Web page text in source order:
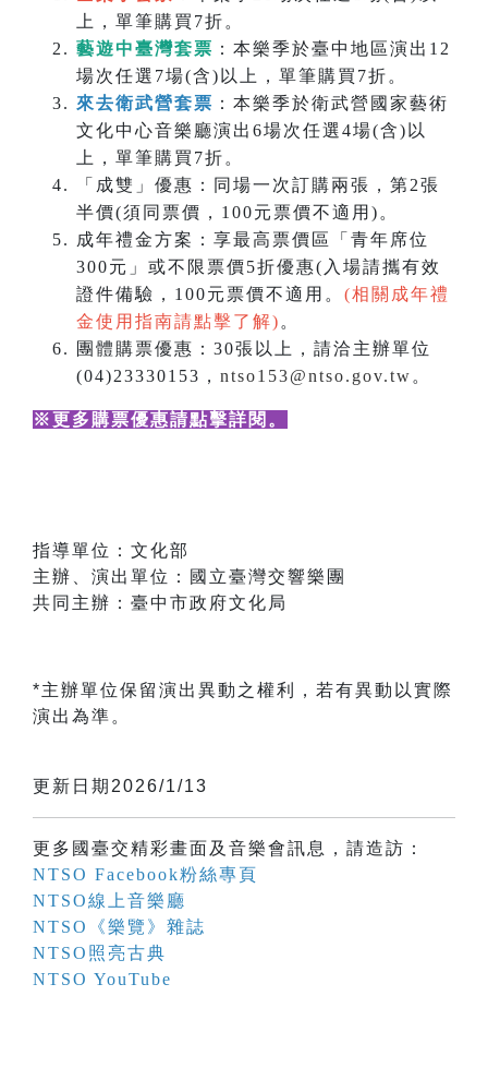
上，單筆購買7折。
藝遊中臺灣套票 ：本樂季於臺中地區演出12
場次任選7場(含)以上，單筆購買7折。
來去衛武營套票 ：本樂季於衛武營國家藝術
文化中心音樂廳演出6場次任選4場(含)以
上，單筆購買7折。
「成雙」優惠：同場一次訂購兩張，第2張
半價(須同票價，100元票價不適用)。
成年禮金方案：享最高票價區「青年席位
300元」或不限票價5折優惠(入場請攜有效
證件備驗，100元票價不適用。 (相關成年禮
金使用指南請點擊了解) 。
團體購票優惠：30張以上，請洽主辦單位
(04)23330153， ntso153@ntso.gov.tw 。
※更多購票優惠請點擊詳閱 。
指導單位：文化部
主辦、演出單位：國立臺灣交響樂團
共同主辦：臺中市政府文化局
*主辦單位保留演出異動之權利，若有異動以實際
演出為準。
更新日期2026/1/13
更多國臺交精彩畫面及音樂會訊息，請造訪：
NTSO Facebook粉絲專頁
NTSO線上音樂廳
NTSO《樂覽》雜誌
NTSO照亮古典
NTSO YouTube